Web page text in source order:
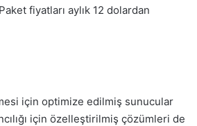
fiyatları aylık 12 dolardan
için optimize edilmiş sunucular
için özelleştirilmiş çözümleri de